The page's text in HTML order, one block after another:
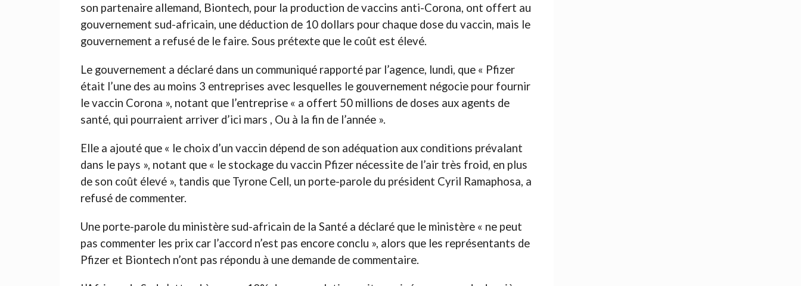
son partenaire allemand, Biontech, pour la production de vaccins anti-Corona, ont offert au
gouvernement sud-africain, une déduction de 10 dollars pour chaque dose du vaccin, mais le
gouvernement a refusé de le faire. Sous prétexte que le coût est élevé.
Le gouvernement a déclaré dans un communiqué rapporté par l’agence, lundi, que « Pfizer
était l’une des au moins 3 entreprises avec lesquelles le gouvernement négocie pour fournir
le vaccin Corona », notant que l’entreprise « a offert 50 millions de doses aux agents de
santé, qui pourraient arriver d’ici mars , Ou à la fin de l’année ».
Elle a ajouté que « le choix d’un vaccin dépend de son adéquation aux conditions prévalant
dans le pays », notant que « le stockage du vaccin Pfizer nécessite de l’air très froid, en plus
de son coût élevé », tandis que Tyrone Cell, un porte-parole du président Cyril Ramaphosa, a
refusé de commenter.
Une porte-parole du ministère sud-africain de la Santé a déclaré que le ministère « ne peut
pas commenter les prix car l’accord n’est pas encore conclu », alors que les représentants de
Pfizer et Biontech n’ont pas répondu à une demande de commentaire.